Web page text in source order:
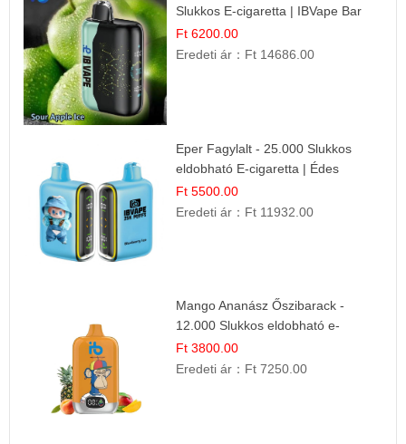
Slukkos E-cigaretta | IBVape Bar
Ft 6200.00
Eredeti ár： Ft 14686.00
Eper Fagylalt - 25.000 Slukkos
eldobható E-cigaretta | Édes
Desszert Íz
Ft 5500.00
Eredeti ár： Ft 11932.00
Mango Ananász Őszibarack -
12.000 Slukkos eldobható e-
Cigaretta
Ft 3800.00
Eredeti ár： Ft 7250.00